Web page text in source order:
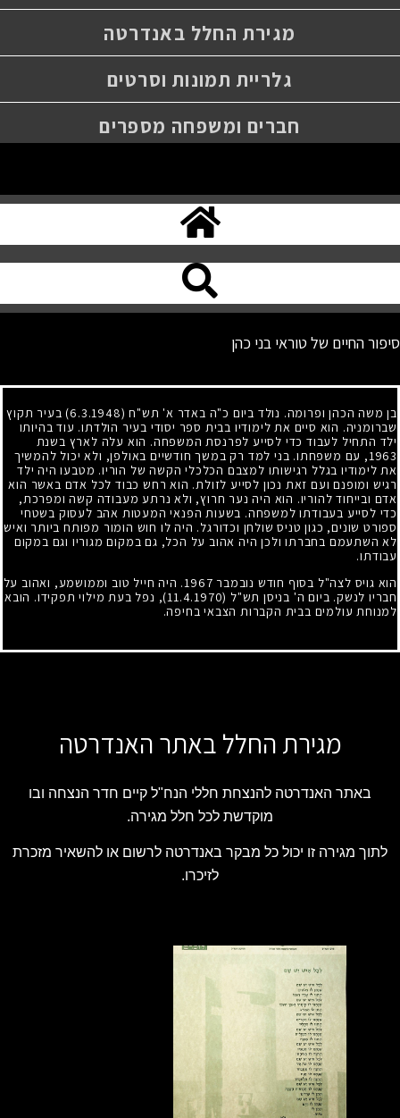
מגירת החלל באנדרטה
גלריית תמונות וסרטים
חברים ומשפחה מספרים
סיפור החיים של טוראי בני כהן
בן משה הכהן ופרומה. נולד ביום כ"ה באדר א' תש"ח (6.3.1948)
בעיר תקוץ
שברומניה. הוא סיים את לימודיו בבית ספר יסודי בעיר הולדתו. עוד בהיותו
ילד התחיל לעבוד כדי לסייע לפרנסת המשפחה. הוא עלה לארץ בשנת
1963, עם משפחתו. בני למד רק במשך חודשיים באולפן, ולא יכול להמשיך
את לימודיו בגלל רגישותו למצבם הכלכלי הקשה של הוריו. מטבעו היה ילד
רגיש ומופנם ועם זאת נכון לסייע לזולת. הוא רחש כבוד לכל אדם באשר הוא
אדם ובייחוד להוריו. הוא היה נער חרוץ, ולא נרתע מעבודה קשה ומפרכת,
כדי לסייע בעבודתו למשפחה. בשעות הפנאי המעטות אהב לעסוק בשטחי
ספורט שונים, כגון טניס שולחן וכדורגל. היה לו חוש הומור מפותח ביותר ואיש
לא השתעמם בחברתו ולכן היה אהוב על הכל, גם במקום מגוריו וגם במקום
עבודתו.
הוא גויס לצה"ל בסוף חודש נובמבר 1967. היה חייל טוב וממושמע, ואהוב על
חבריו לנשק. ביום ה' בניסן תש"ל (11.4.1970)
, נפל בעת מילוי תפקידו. הובא
למנוחת עולמים בבית הקברות הצבאי בחיפה.
מגירת החלל באתר האנדרטה
באתר האנדרטה להנצחת חללי הנח"ל קיים חדר הנצחה ובו
מוקדשת לכל חלל מגירה.
לתוך מגירה זו יכול כל מבקר באנדרטה לרשום או להשאיר מזכרת
לזיכרו.